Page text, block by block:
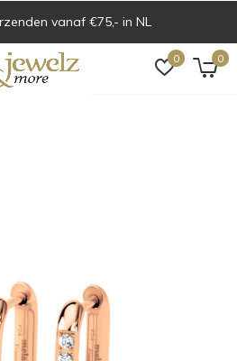
0 0
vanaf €75,- in NL